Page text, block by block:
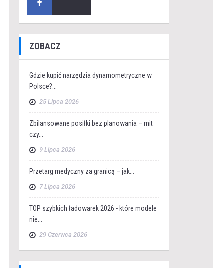
ZOBACZ
Gdzie kupić narzędzia dynamometryczne w
Polsce?...
25 Lipca 2026
Zbilansowane posiłki bez planowania – mit
czy...
9 Lipca 2026
Przetarg medyczny za granicą – jak...
7 Lipca 2026
TOP szybkich ładowarek 2026 - które modele
nie...
29 Czerwca 2026